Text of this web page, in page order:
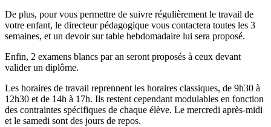
De plus, pour vous permettre de suivre régulièrement le travail de
votre enfant, le directeur pédagogique vous contactera toutes les 3
semaines, et un devoir sur table hebdomadaire lui sera proposé.
Enfin, 2 examens blancs par an seront proposés à ceux devant
valider un diplôme.
Les horaires de travail reprennent les horaires classiques, de 9h30 à
12h30 et de 14h à 17h. Ils restent cependant modulables en fonction
des contraintes spécifiques de chaque élève. Le mercredi après-midi
et le samedi sont des jours de repos.